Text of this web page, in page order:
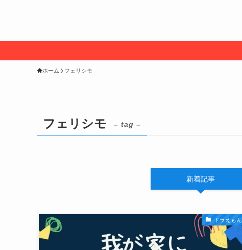
ホーム フェリシモ
フェリシモ – tag –
新着記事
ドラえもん